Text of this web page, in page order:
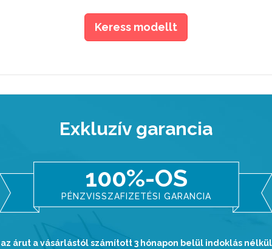
Keress modellt
Exkluzív garancia
100%-OS
PÉNZVISSZAFIZETÉSI GARANCIA
az árut a vásárlástól számított 3 hónapon belül indoklás nélkül